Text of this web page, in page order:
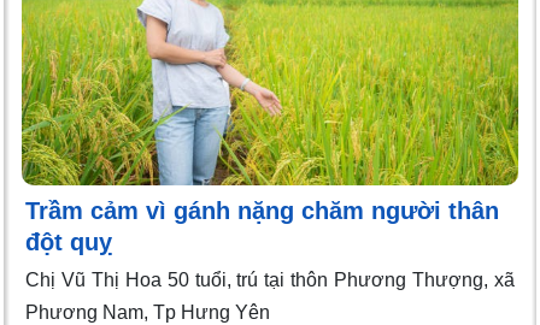
Trầm cảm vì gánh nặng chăm người thân
đột quỵ
Chị Vũ Thị Hoa 50 tuổi, trú tại thôn Phương Thượng, xã
Phương Nam, Tp Hưng Yên